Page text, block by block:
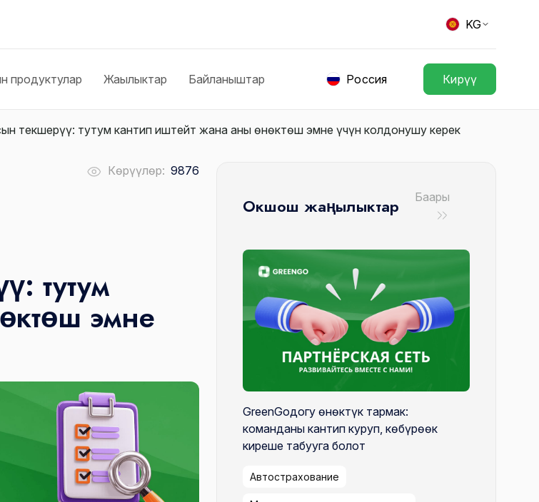
KG
продуктулар Жаңылыктар Байланыштар Россия Кирүү
текшерүү: тутум кантип иштейт жана аны өнөктөш эмне үчүн колдонушу керек
Көрүүлөр: 9876
тутум
эмне
Окшош жаңылыктар Баары
GreenGoдогу өнөктүк тармак:
команданы кантип куруп, көбүрөөк
киреше табууга болот
Автострахование